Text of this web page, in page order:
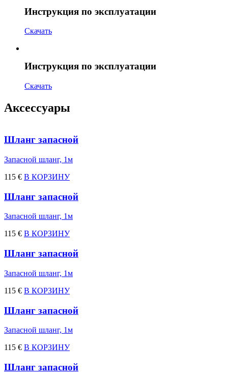
Инструкция по эксплуатации
Скачать
Инструкция по эксплуатации
Скачать
Аксессуары
Шланг запасной
Запасной шланг, 1м
115 € В КОРЗИНУ
Шланг запасной
Запасной шланг, 1м
115 € В КОРЗИНУ
Шланг запасной
Запасной шланг, 1м
115 € В КОРЗИНУ
Шланг запасной
Запасной шланг, 1м
115 € В КОРЗИНУ
Шланг запасной